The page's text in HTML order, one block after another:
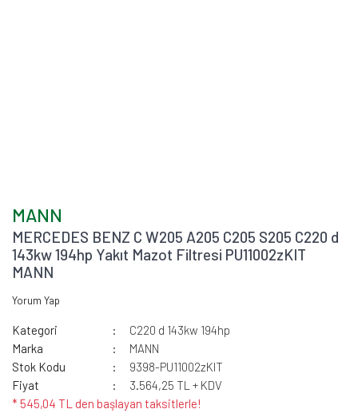
MANN
MERCEDES BENZ C W205 A205 C205 S205 C220 d
143kw 194hp Yakıt Mazot Filtresi PU11002zKIT
MANN
Yorum Yap
Kategori
C220 d 143kw 194hp
Marka
MANN
Stok Kodu
9398-PU11002zKIT
Fiyat
3.564,25 TL + KDV
* 545,04 TL den başlayan taksitlerle!